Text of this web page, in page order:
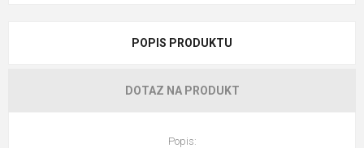
POPIS PRODUKTU
DOTAZ NA PRODUKT
Popis: